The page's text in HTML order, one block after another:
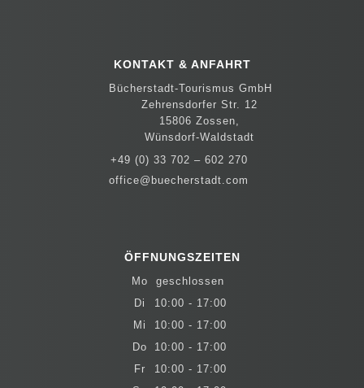
KONTAKT & ANFAHRT
Bücherstadt-Tourismus GmbH
Zehrensdorfer Str. 12
15806 Zossen,
Wünsdorf-Waldstadt
+49 (0) 33 702 – 602 270
office@buecherstadt.com
ÖFFNUNGSZEITEN
Mo
geschlossen
Di
10:00 - 17:00
Mi
10:00 - 17:00
Do
10:00 - 17:00
Fr
10:00 - 17:00